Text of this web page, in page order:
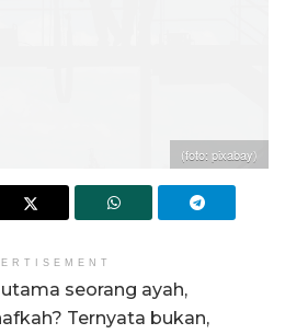
(foto: pixabay)
seorang ayah,
Ternyata bukan,